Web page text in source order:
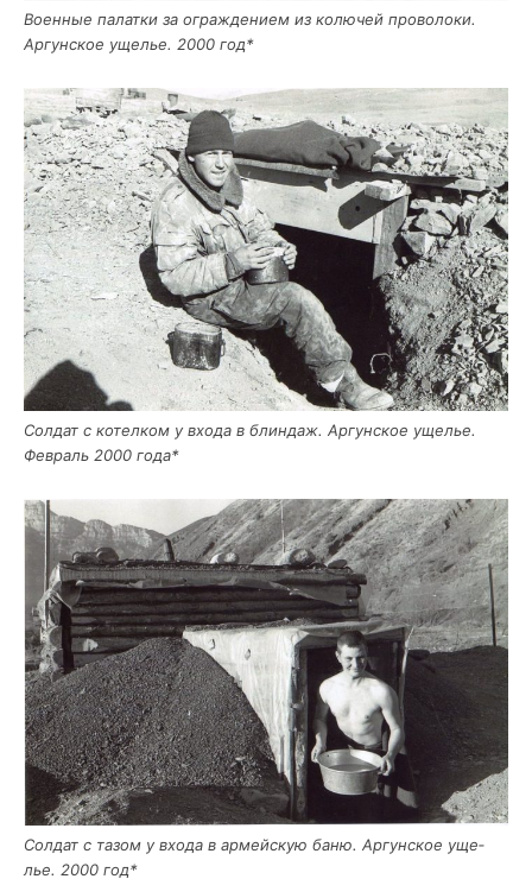
Воен­ные палат­ки за ограж­де­ни­ем из колю­чей про­во­ло­ки.
Аргун­ское уще­лье. 2000 год*
Сол­дат с котел­ком у вхо­да в блин­даж. Аргун­ское уще­лье.
Фев­раль 2000 года*
Сол­дат с тазом у вхо­да в армей­скую баню. Аргун­ское уще­
лье. 2000 год*